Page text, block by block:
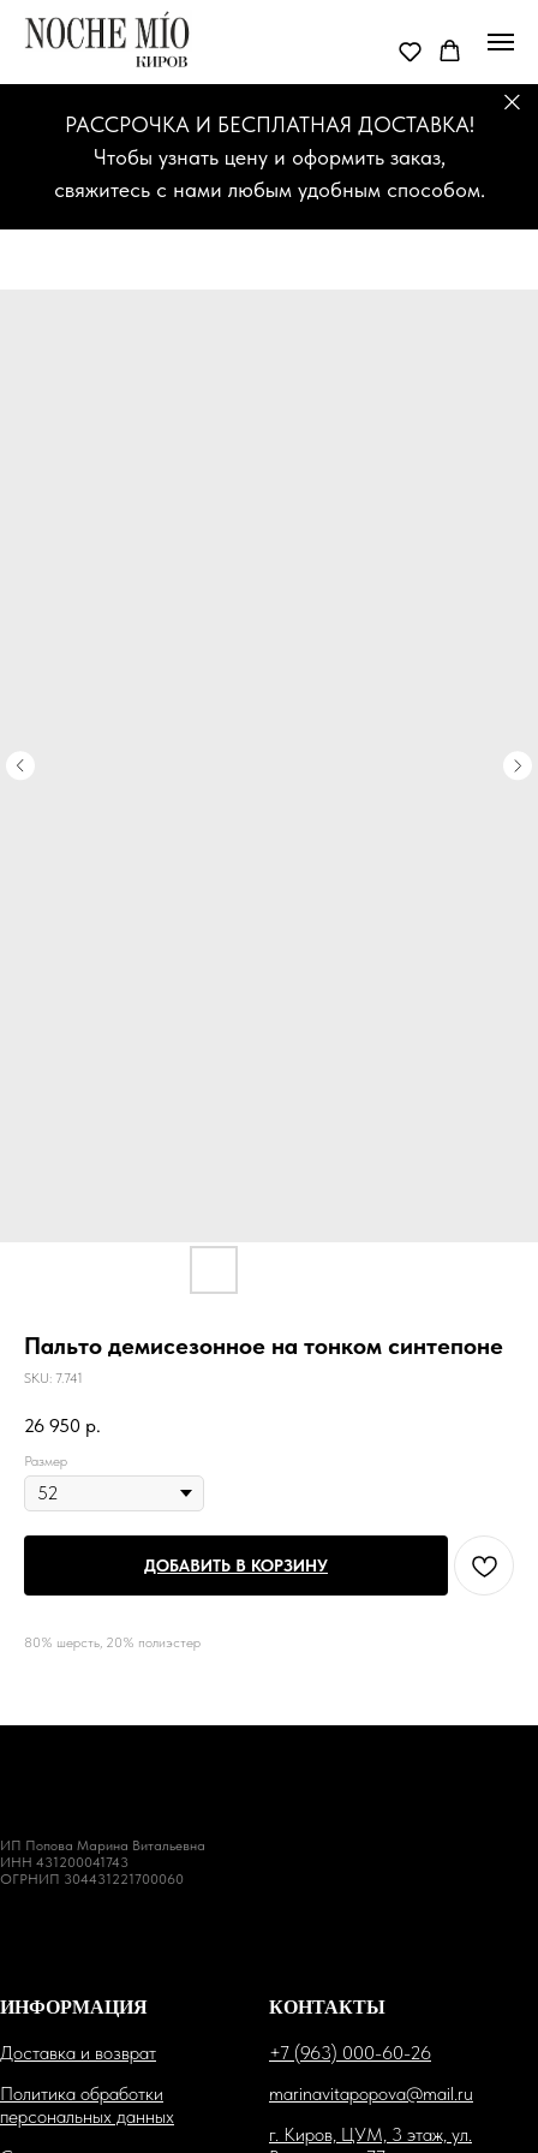
РАССРОЧКА И БЕСПЛАТНАЯ ДОСТАВКА!
Чтобы узнать цену и оформить заказ,
свяжитесь с нами любым удобным способом.
Пальто демисезонное на тонком синтепоне
SKU: 7.741
26 950 р.
Размер
ДОБАВИТЬ В КОРЗИНУ
80% шерсть, 20% полиэстер
ИП Попова Марина Витальевна
ИНН 431200041743
ОГРНИП 304431221700060
ИНФОРМАЦИЯ
Доставка и возврат
Политика обработки
персональных данных
КОНТАКТЫ
+7 (963) 000-60-26
marinavitapopova@mail.ru
г. Киров, ЦУМ, 3 этаж, ул.